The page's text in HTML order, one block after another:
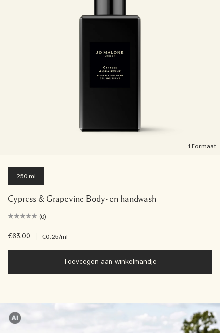
1 Formaat
250 ml
Cypress & Grapevine Body- en handwash
(0)
€63.00 €0.25/ml
Toevoegen aan winkelmandje